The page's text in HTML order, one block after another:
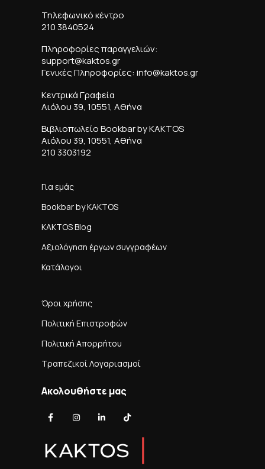
Τηλεφωνικό κέντρο
210 3840524
Πληροφορίες παραγγελιών:
support@kaktos.gr
Γενικές Πληροφορίες: info@kaktos.gr
Κεντρικά Γραφεία
Αιόλου 39, 10551, Αθήνα
Βιβλιοπωλείο Bookbar by KAKTOS
Αιόλου 39, 10551, Αθήνα
210 3303192
Για εμάς
Bookbar by KAKTOS
KAKTOS Blog
Αξιολόγηση έργων συγγραφέων
Κατάλογοι
Όροι χρήσης
Πολιτική Επιστροφών
Πολιτική Απορρήτου
Τραπεζικοί Λογαριασμοί
Ακολουθήστε μας